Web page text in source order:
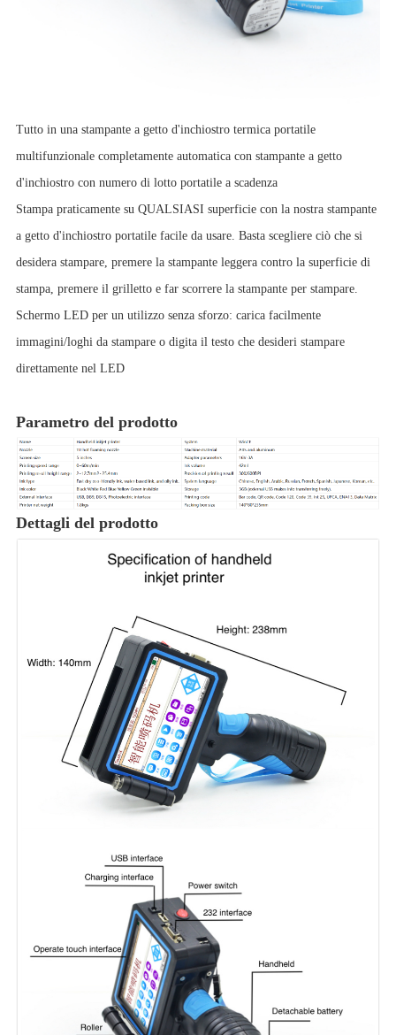
Tutto in una stampante a getto d'inchiostro termica portatile
multifunzionale completamente automatica con stampante a getto
d'inchiostro con numero di lotto portatile a scadenza
Stampa praticamente su QUALSIASI superficie con la nostra stampante
a getto d'inchiostro portatile facile da usare. Basta scegliere ciò che si
desidera stampare, premere la stampante leggera contro la superficie di
stampa, premere il grilletto e far scorrere la stampante per stampare.
Schermo LED per un utilizzo senza sforzo: carica facilmente
immagini/loghi da stampare o digita il testo che desideri stampare
direttamente nel LED
Parametro del prodotto
Dettagli del prodotto